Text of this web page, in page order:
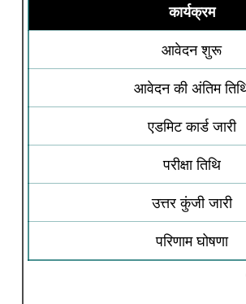
कार्यक्रम
आवेदन शुरू
आवेदन की अंतिम
एडमिट कार्ड जारी
परीक्षा तिथि
उत्तर कुंजी जारी
परिणाम घोषणा